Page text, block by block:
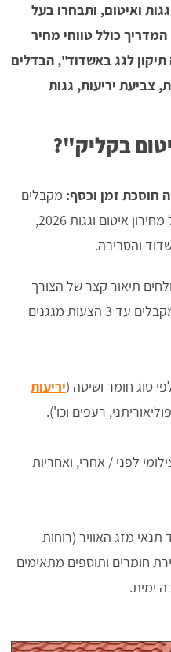
ואיטום, ותבחרו בעל
כולל טווחי מחיר
לגג באשדוד", הבדלים
צביעת יריעות, גגות
בקליק"?
חוסכת זמן וכסף: מקבלים
כמה הצעות מסודרות, משווים מול מחירון איטום וגגות 2026,
והסביבה.
תיאור קצר של הצורך
(התקנה / תיקון / חידוש), ומקבלים עד 3 הצעות מגגנים
סוג חומר ושיטה (יריעות
רעפים וכו').
לפני / אחרי, ואחריות
תנאי מזג האוויר (רוחות
חומרים ותוספים מתאימים